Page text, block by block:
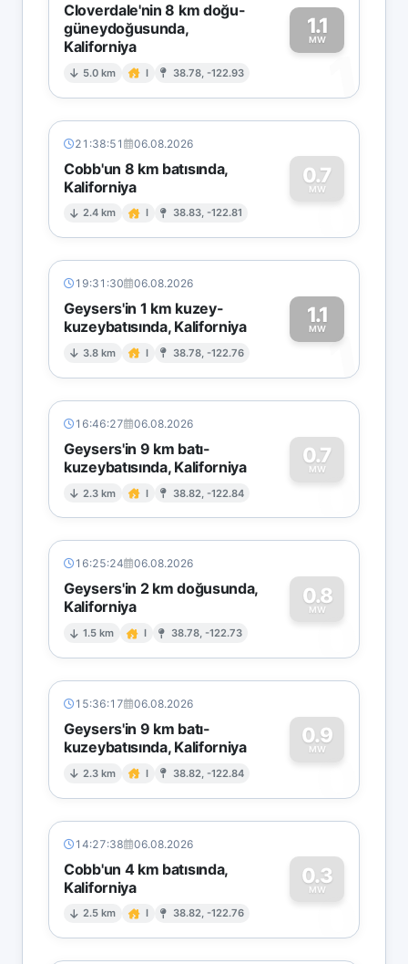
Cloverdale'nin 8 km doğu-
güneydoğusunda,
Kaliforniya
5.0 km I 38.78, -122.93
1.1
MW
1
21:38:51 06.08.2026
Cobb'un 8 km batısında,
Kaliforniya
2.4 km I 38.83, -122.81
0.7
MW
0
19:31:30 06.08.2026
Geysers'in 1 km kuzey-
kuzeybatısında, Kaliforniya
3.8 km I 38.78, -122.76
1.1
MW1
16:46:27 06.08.2026
Geysers'in 9 km batı-
kuzeybatısında, Kaliforniya
2.3 km I 38.82, -122.84
0.7
MW
0
16:25:24 06.08.2026
Geysers'in 2 km doğusunda,
Kaliforniya
1.5 km I 38.78, -122.73
0.8
MW
0
15:36:17 06.08.2026
Geysers'in 9 km batı-
kuzeybatısında, Kaliforniya
2.3 km I 38.82, -122.84
0.9
MW
0
14:27:38 06.08.2026
Cobb'un 4 km batısında,
Kaliforniya
2.5 km I 38.82, -122.76
0.3
MW
0